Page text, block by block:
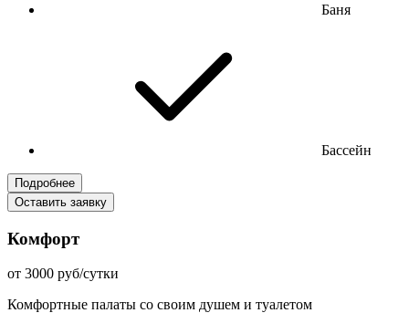
Баня
Бассейн
Подробнее
Оставить заявку
Комфорт
от 3000 руб/сутки
Комфортные палаты со своим душем и туалетом